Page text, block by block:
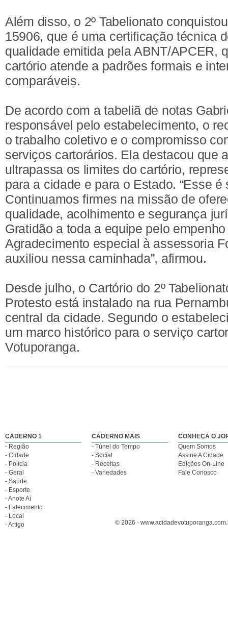
Além disso, o 2º Tabelionato
15906, que é uma certificação técnica
qualidade emitida pela ABNT/APCER,
cartório atende a padrões formais e
comparáveis.
De acordo com a tabeliã de notas
responsável pelo estabelecimento, o
o trabalho coletivo e o compromisso
serviços cartorários. Ela destacou que
ultrapassa os limites do cartório,
para a cidade e para o Estado. “Esse é
Continuamos firmes na missão de
qualidade, acolhimento e segurança
Gratidão a toda a equipe pelo
Agradecimento especial à assessoria
auxiliou nessa caminhada”, afirmou.
Desde julho, o Cartório do 2º
Protesto está instalado na rua
central da cidade. Segundo o
um marco histórico para o serviço
Votuporanga.
CADERNO 1
- Região
- Cidade
- Polícia
- Geral
- Saúde
- Esporte
- Anote Aí
- Falecimento
- Local
- Artigo
CADERNO MAIS
- Túnel do Tempo
- Social
- Receitas
- Variedades
CONHEÇA O
Quem Somos
Assine A Cidade
Edições On-Line
Fale Conosco
© 2026 -